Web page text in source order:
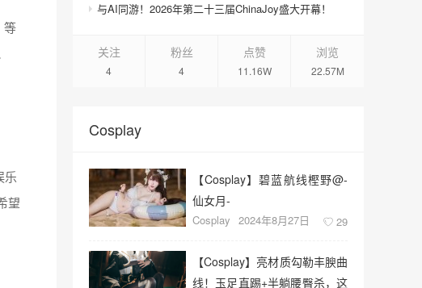
与AI同游！2026年第二十三届ChinaJoy盛大开幕！
关注
4
粉丝
4
点赞
11.16W
浏览
22.57M
Cosplay
【Cosplay】碧蓝航线樫野@-
仙女月-
Cosplay 2024年8月27日 29
【Cosplay】亮材质勾勒丰腴曲
线！玉足直踢+半躺腰臀杀，这